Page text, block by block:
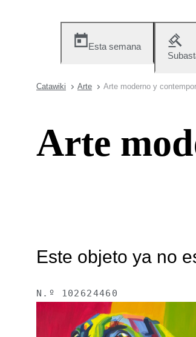
Esta semana
Catawiki Arte Arte moderno y
Arte
Este objeto ya no
N.º 102624460